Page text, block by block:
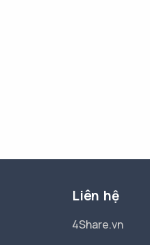
Liên hệ
4Share.vn